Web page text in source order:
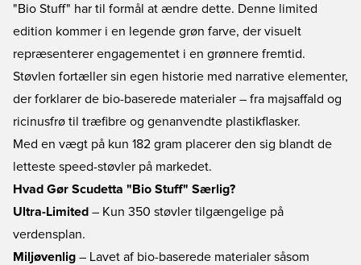
"Bio Stuff" har til formål at ændre dette. Denne limited
edition kommer i en legende grøn farve, der visuelt
repræsenterer engagementet i en grønnere fremtid.
Støvlen fortæller sin egen historie med narrative elementer,
der forklarer de bio-baserede materialer – fra majsaffald og
ricinusfrø til træfibre og genanvendte plastikflasker.
Med en vægt på kun 182 gram placerer den sig blandt de
letteste speed-støvler på markedet.
Hvad Gør Scudetta "Bio Stuff" Særlig?
Ultra-Limited – Kun 350 støvler tilgængelige på
verdensplan.
Miljøvenlig – Lavet af bio-baserede materialer såsom